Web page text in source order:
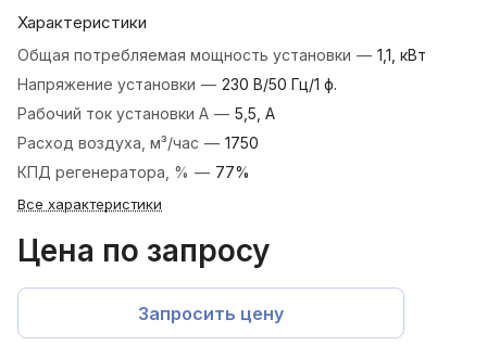
Характеристики
Общая потребляемая мощность установки — 1,1, кВт
Напряжение установки — 230 В/50 Гц/1 ф.
Рабочий ток установки А — 5,5, А
Расход воздуха, м³/час — 1750
КПД регенератора, % — 77%
Все характеристики
Цена по запросу
Запросить цену